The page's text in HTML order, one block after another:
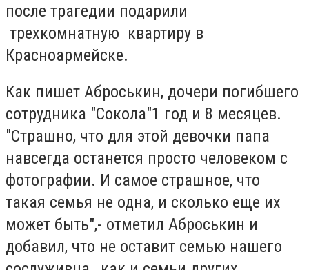
после трагедии подарили
трехкомнатную квартиру в
Красноармейске.
Как пишет Аброськин, дочери погибшего
сотрудника "Сокола"1 год и 8 месяцев.
"Страшно, что для этой девочки папа
навсегда останется просто человеком с
фотографии. И самое страшное, что
такая семья не одна, и сколько еще их
может быть",- отметил Аброськин и
добавил, что не оставит семью нашего